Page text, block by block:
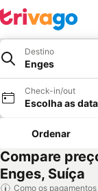
Destino
Enges
Check-in/out
Escolha as
Ordenar
Compare
Enges, Suíça
Como os